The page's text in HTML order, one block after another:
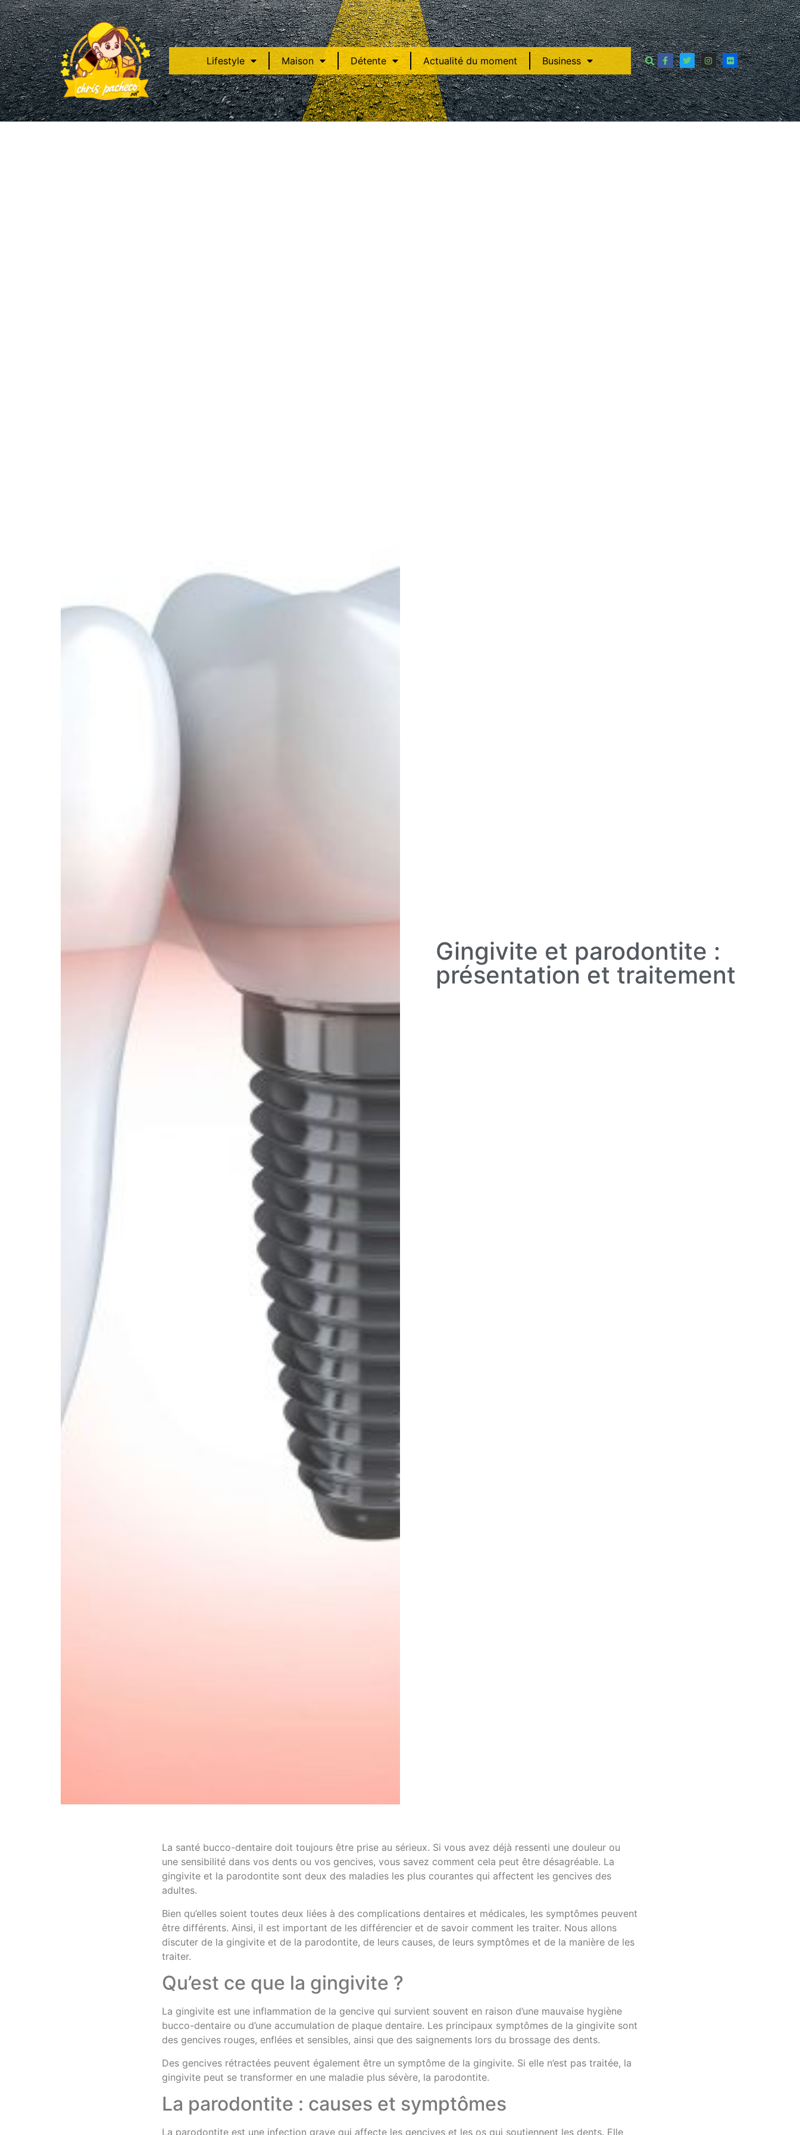
Lifestyle Maison Détente Actualité du moment Business
Gingivite et parodontite :
présentation et traitement
La santé bucco-dentaire doit toujours être prise au sérieux. Si vous avez déjà ressenti une douleur ou
une sensibilité dans vos dents ou vos gencives, vous savez comment cela peut être désagréable. La
gingivite et la parodontite sont deux des maladies les plus courantes qui affectent les gencives des
adultes.
Bien qu’elles soient toutes deux liées à des complications dentaires et médicales, les symptômes peuvent
être différents. Ainsi, il est important de les différencier et de savoir comment les traiter. Nous allons
discuter de la gingivite et de la parodontite, de leurs causes, de leurs symptômes et de la manière de les
traiter.
Qu’est ce que la gingivite ?
La gingivite est une inflammation de la gencive qui survient souvent en raison d’une mauvaise hygiène
bucco-dentaire ou d’une accumulation de plaque dentaire. Les principaux symptômes de la gingivite sont
des gencives rouges, enflées et sensibles, ainsi que des saignements lors du brossage des dents.
Des gencives rétractées peuvent également être un symptôme de la gingivite. Si elle n’est pas traitée, la
gingivite peut se transformer en une maladie plus sévère, la parodontite.
La parodontite : causes et symptômes
La parodontite est une infection grave qui affecte les gencives et les os qui soutiennent les dents. Elle